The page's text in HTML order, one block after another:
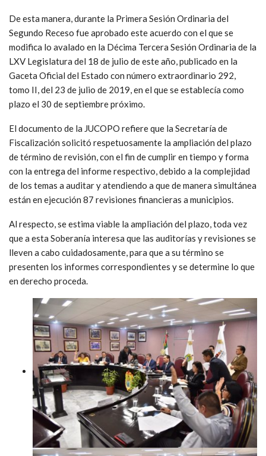
De esta manera, durante la Primera Sesión Ordinaria del
Segundo Receso fue aprobado este acuerdo con el que se
modifica lo avalado en la Décima Tercera Sesión Ordinaria de la
LXV Legislatura del 18 de julio de este año, publicado en la
Gaceta Oficial del Estado con número extraordinario 292,
tomo II, del 23 de julio de 2019, en el que se establecía como
plazo el 30 de septiembre próximo.
El documento de la JUCOPO refiere que la Secretaría de
Fiscalización solicitó respetuosamente la ampliación del plazo
de término de revisión, con el fin de cumplir en tiempo y forma
con la entrega del informe respectivo, debido a la complejidad
de los temas a auditar y atendiendo a que de manera simultánea
están en ejecución 87 revisiones financieras a municipios.
Al respecto, se estima viable la ampliación del plazo, toda vez
que a esta Soberanía interesa que las auditorías y revisiones se
lleven a cabo cuidadosamente, para que a su término se
presenten los informes correspondientes y se determine lo que
en derecho proceda.